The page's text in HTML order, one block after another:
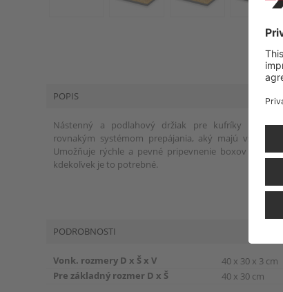
POPIS
Nástenný a podlahový držiak pre kufríky na
rovnakým systémom prepájania, aký majú všetky
Umožňuje rýchle a pevné pripevnenie boxov na
kdekoľvek je to potrebné.
PODROBNOSTI
Vonk. rozmery D x Š x V
40 x 30 x 3 cm
Pre základný rozmer D x Š
40 x 30 cm